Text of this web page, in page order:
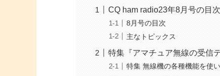
CQ ham radio23年8月号の目次
8月号の目次
主なトピックス
特集『アマチュア無線の受信
特集 無線機の各種機能を使